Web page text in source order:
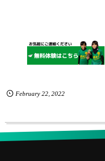
February 22, 2022